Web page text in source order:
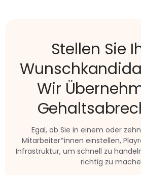
Stellen Sie
Wir
Egal, ob Sie in einem oder
Mitarbeiter*innen einstellen,
Infrastruktur, um schnell zu
richtig zu